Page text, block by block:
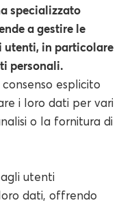
specializzato
a gestire le
utenti, in particolare
personali.
esplicito
i loro dati per vari
o la fornitura di
utenti
dati, offrendo